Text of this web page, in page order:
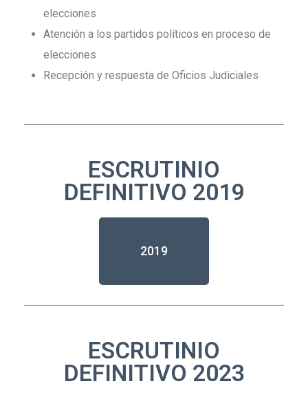
elecciones
Atención a los partidos políticos en proceso de
elecciones
Recepción y respuesta de Oficios Judiciales
ESCRUTINIO
DEFINITIVO 2019
2019
ESCRUTINIO
DEFINITIVO 2023